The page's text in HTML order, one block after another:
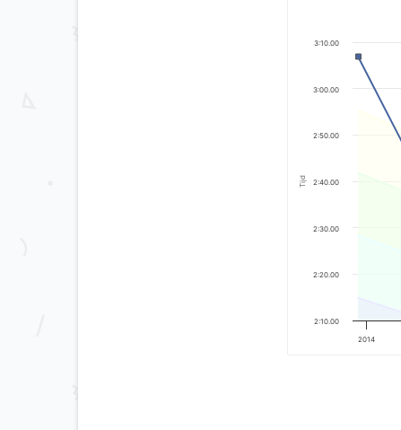
Tijd
2014
2:10.00
2:20.00
2:30.00
2:40.00
2:50.00
3:00.00
3:10.00